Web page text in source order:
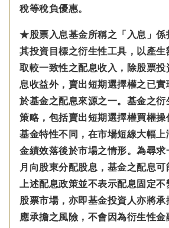
稅等稅負優惠。
★股票入息基金所稱之「入息」係
其投資目標之衍生性工具，以產生
取較一致性之配息收入，除股票投
息收益外，賣出短期選擇權之已
於基金之配息來源之一。基金之衍
策略，包括賣出短期選擇權買權操
基金特性不同，在市場短線大幅上
金績效落後於市場之情形。為尋求
月向股東分配股息，基金之配息
上述配息政策並不表示配息固定
股票市場，亦即基金投資人亦將
應承擔之風險，不會因為衍生性